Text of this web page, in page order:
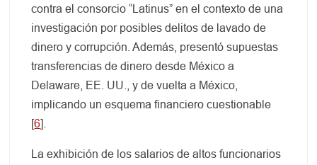
contra el consorcio “Latinus” en el contexto de una
investigación por posibles delitos de lavado de
dinero y corrupción. Además, presentó supuestas
transferencias de dinero desde México a
Delaware, EE. UU., y de vuelta a México,
implicando un esquema financiero cuestionable
[6].
La exhibición de los salarios de altos funcionarios